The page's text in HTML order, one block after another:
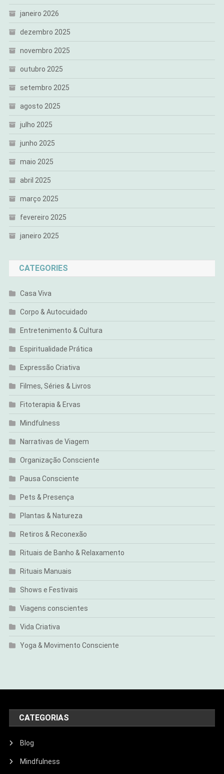
janeiro 2026
dezembro 2025
novembro 2025
outubro 2025
setembro 2025
agosto 2025
julho 2025
junho 2025
maio 2025
abril 2025
março 2025
fevereiro 2025
janeiro 2025
CATEGORIES
Casa Viva
Corpo & Autocuidado
Entretenimento & Cultura
Espiritualidade Prática
Expressão Criativa
Filmes, Séries & Livros
Fitoterapia & Ervas
Mindfulness
Narrativas de Viagem
Organização Consciente
Pausa Consciente
Pets & Presença
Plantas & Natureza
Retiros & Reconexão
Rituais de Banho & Relaxamento
Rituais Manuais
Shows e Festivais
Viagens conscientes
Vida Criativa
Yoga & Movimento Consciente
CATEGORIAS
Blog
Mindfulness